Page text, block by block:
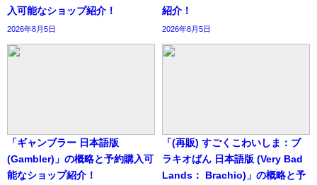
入可能なショップ紹介！
2026年8月5日
紹介！
2026年8月5日
「ギャンブラー 日本語版
(Gambler)」の概略と予約購入可
能なショップ紹介！
「(再販) すごくこわいしま：ブ
ラキオばん 日本語版 (Very Bad
Lands： Brachio)」の概略と予